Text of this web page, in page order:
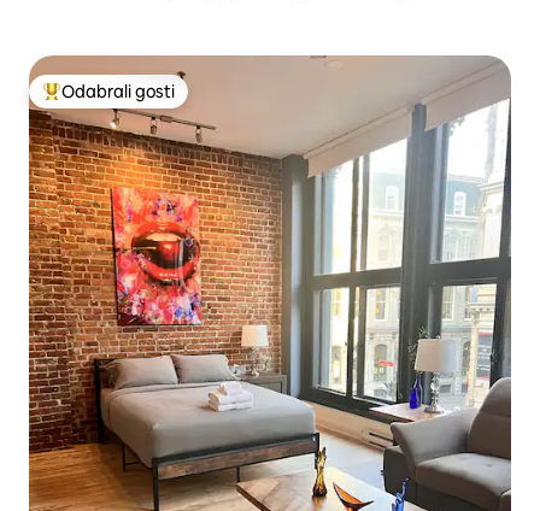
Među najviše rangiranima s oznakom „Odabrali gosti”
Odabrali gosti